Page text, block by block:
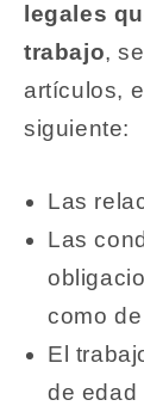
legales
trabajo,
artículos,
siguiente:
Las
Las
como
El
de edad